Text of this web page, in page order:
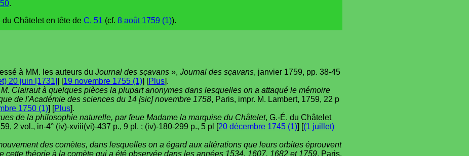
.
Châtelet en tête de C. 51 (cf. 8 août 1759 (1)).
à MM. les auteurs du Journal des sçavans », Journal des sçavans, janvier 1759, pp. 38-45
20 juin [1731]] [19 novembre 1755 (1)] [Plus].
Clairaut à quelques pièces la plupart anonymes dans lesquelles on a attaqué le mémoire
de l'Académie des sciences du 14 [sic] novembre 1758, Paris, impr. M. Lambert, 1759, 22 p
1750 (1)] [Plus].
de la philosophie naturelle, par feue Madame la marquise du Châtelet, G.-É. du Châtelet
2 vol., in-4° (iv)-xviii(vi)-437 p., 9 pl. ; (iv)-180-299 p., 5 pl [20 décembre 1745 (1)] [(1 juillet)
des comètes, dans lesquelles on a égard aux altérations que leurs orbites éprouvent
cette théorie à la comète qui a été observée dans les années 1534, 1607, 1682 et 1759, Paris,